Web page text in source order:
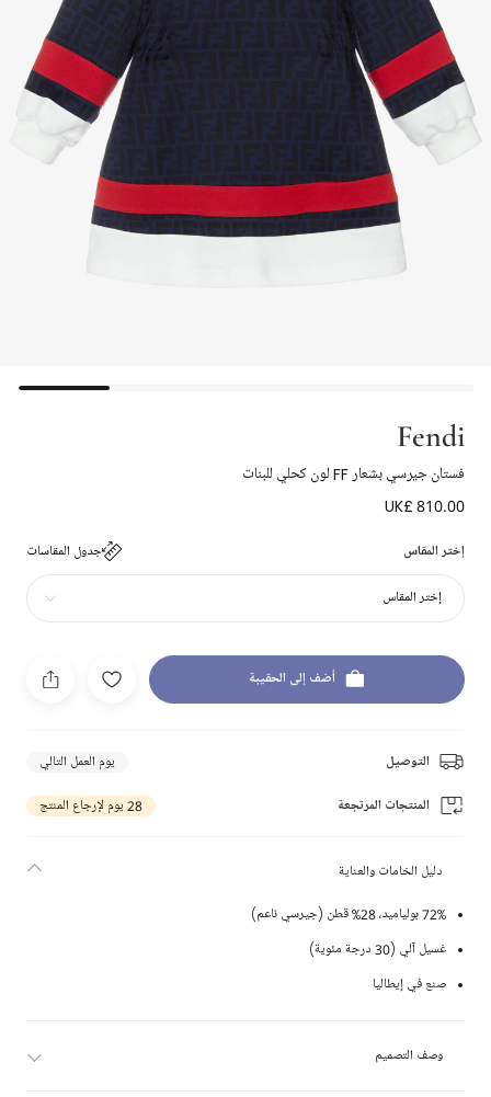
Fendi
فستان جيرسي بشعار FF لون كحلي للبنات
UK£ 810.00
إختر المقاس جدول المقاسات
إختر المقاس
أضف إلى الحقيبة
التوصيل يوم العمل التالي
المنتجات المرتجعة 28 يوم لإرجاع المنتج
دليل الخامات والعناية
72% بولياميد، 28% قطن (جيرسي ناعم)
غسيل آلي (30 درجة مئوية)
صنع في إيطاليا
وصف التصميم